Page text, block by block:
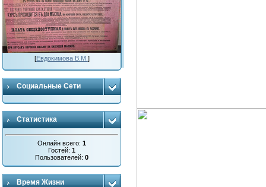
[Евдокимова В.М. ]
Социальные Сети
Статистика
Онлайн всего:1
Гостей:1
Пользователей:0
Время Жизни